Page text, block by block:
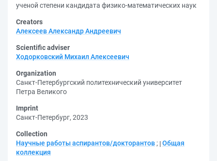
ученой степени кандидата физико-математических наук
Creators
Алексеев Александр Андреевич
Scientific adviser
Ходорковский Михаил Алексеевич
Organization
Санкт-Петербургский политехнический университет
Петра Великого
Imprint
Санкт-Петербург, 2023
Collection
Научные работы аспирантов/докторантов ; Общая
коллекция